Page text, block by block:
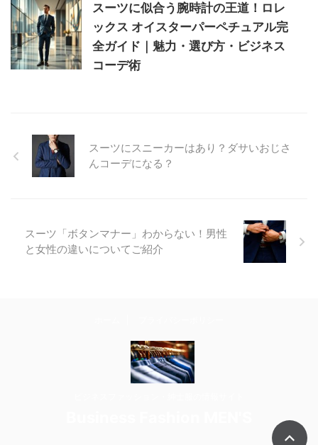
スーツに似合う腕時計の王道！ロレ
ックス オイスターパーペチュアル完
全ガイド｜魅力・選び方・ビジネス
コーデ術
スーツにスニーカーはあり？ダサいおじさ
んコーデになる？
スーツ「ボタンマナー」わからない！男性
と女性の違いについてご紹介